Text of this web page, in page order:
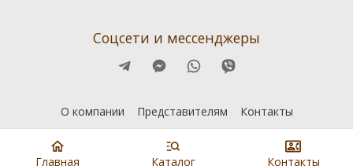
Соцсети и мессенджеры
О компании Представителям Контакты
Главная Каталог Контакты